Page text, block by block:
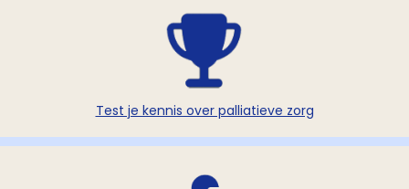
Test je kennis over palliatieve zorg